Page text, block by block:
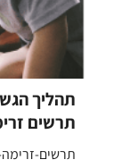
תהליך
תרשים
תרשים-